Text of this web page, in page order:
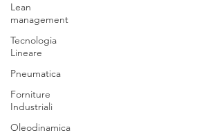
Lean
management
Tecnologia
Lineare
Pneumatica
Forniture
Industriali
Oleodinamica